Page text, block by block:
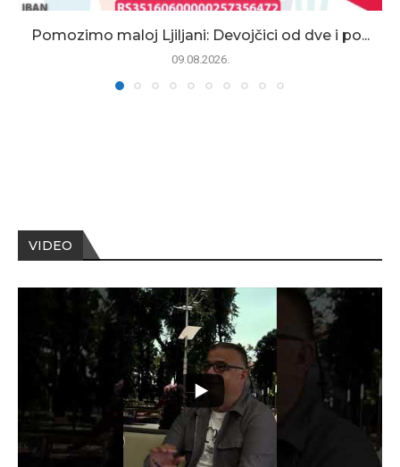
Pomozimo maloj Ljiljani: Devojčici od dve i po...
09.08.2026.
VIDEO